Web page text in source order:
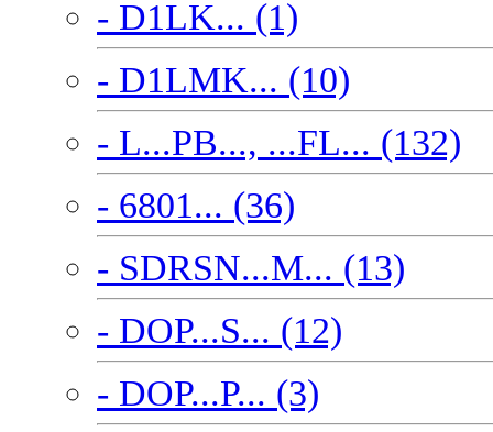
- D1LK... (1)
- D1LMK... (10)
- L...PB..., ...FL... (132)
- 6801... (36)
- SDRSN...M... (13)
- DOP...S... (12)
- DOP...P... (3)